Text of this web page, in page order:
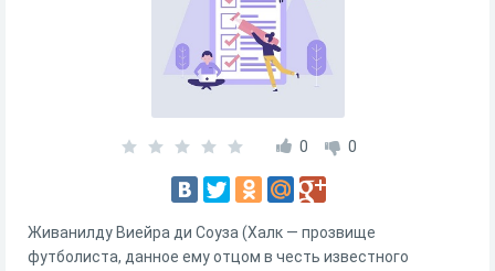
0 0
Живанилду Виейра ди Соуза (Халк — прозвище
футболиста, данное ему отцом в честь известного